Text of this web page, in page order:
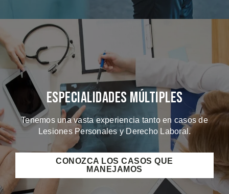
Especialidades Múltiples
Tenemos una vasta experiencia tanto en casos de
Lesiones Personales y Derecho Laboral.
CONOZCA LOS CASOS QUE
MANEJAMOS